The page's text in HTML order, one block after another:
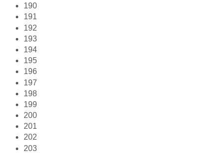
190
191
192
193
194
195
196
197
198
199
200
201
202
203